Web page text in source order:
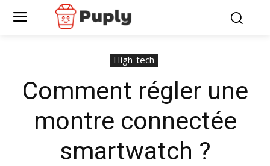
High-tech
Comment régler une
montre connectée
smartwatch ?